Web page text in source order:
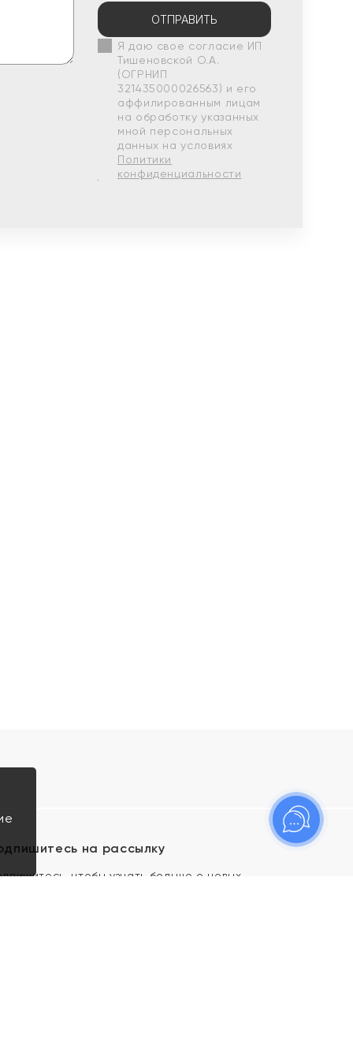
ОТПРАВИТЬ
Я даю свое согласие ИП
Тишеновской О.А.
(ОГРНИП
321435000026563) и его
аффилированным лицам
на обработку указанных
мной персональных
данных на условиях
Политики
конфиденциальности
на рассылку
чтобы узнать больше о новых